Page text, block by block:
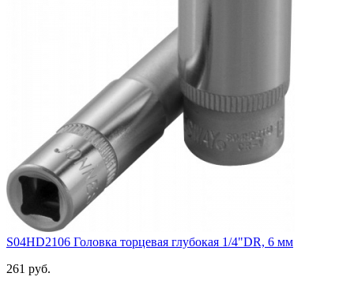
S04HD2106 Головка торцевая глубокая 1/4"DR, 6 мм
261 руб.